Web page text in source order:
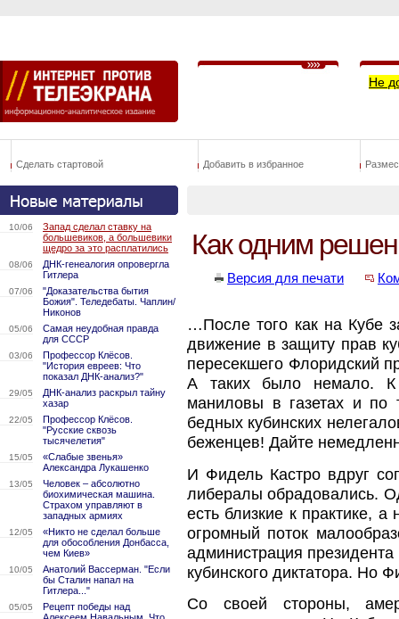
Не
Сделать стартовой Добавить в избранное
10/06
Запад сделал ставку на
большевиков, а большевики
щедро за это расплатились
08/06
ДНК-генеалогия опровергла
Гитлера
07/06
"Доказательства бытия
Божия". Теледебаты. Чаплин/
Никонов
05/06
Самая неудобная правда
для СССР
03/06
Профессор Клёсов.
"История евреев: Что
показал ДНК-анализ?"
29/05
ДНК-анализ раскрыл тайну
хазар
22/05
Профессор Клёсов.
"Русские сквозь
тысячелетия"
15/05
«Слабые звенья»
Александра Лукашенко
13/05
Человек – абсолютно
биохимическая машина.
Страхом управляют в
западных армиях
12/05
«Никто не сделал больше
для обособления Донбасса,
чем Киев»
10/05
Анатолий Вассерман. "Если
бы Сталин напал на
Гитлера..."
05/05
Рецепт победы над
Как одним
Версия для печати
…После того как на Кубе
движение в защиту прав
пересекшего Флоридский
А таких было немало. К
маниловы в газетах и по
бедных кубинских
беженцев! Дайте
И Фидель Кастро вдруг
либералы обрадовались.
есть близкие к практике,
огромный поток
администрация
кубинского диктатора. Но
Со своей стороны,